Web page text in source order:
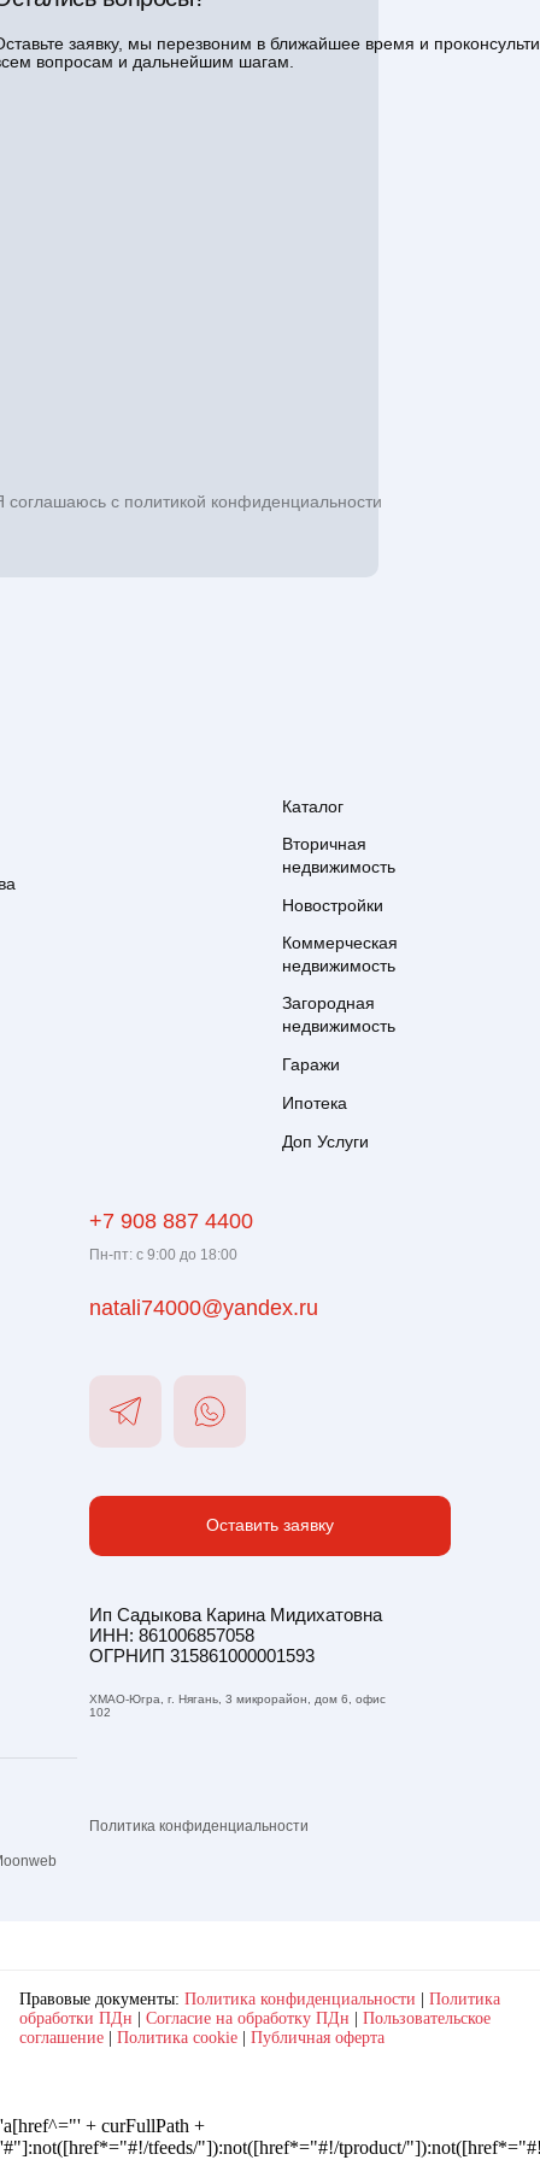
заявку, мы перезвоним в ближайшее время и
вопросам и дальнейшим шагам.
соглашаюсь с политикой конфиденциальности
Ип Садыкова Карина Мидихатовна
ИНН: 861006857058
ОГРНИП 315861000001593
ХМАО-Югра, г. Нягань, 3 микрорайон, дом 6, офис
102
Пн-пт: с 9:00 до 18:00
Каталог
Вторичная
недвижимость
Новостройки
Коммерческая
недвижимость
Ипотека
Доп Услуги
+7 908 887 4400
natali74000@yandex.ru
Политика конфиденциальности
Оставить заявку
Загородная
недвижимость
Гаражи
Правовые документы: Политика конфиденциальности
Политика
обработки ПДн
Согласие на обработку ПДн
Пользовательское
соглашение
Политика cookie Публичная оферта
'a[href^="' + curFullPath +
'#"]:not([href*="#!/tfeeds/"]):not([href*="#!/tproduct/